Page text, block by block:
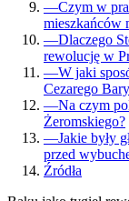
—Czym w
mieszkańców
—Dlaczego
rewolucję w
—W jaki
Cezarego
—Na czym
Żeromskiego?
—Jakie były
przed
Źródła